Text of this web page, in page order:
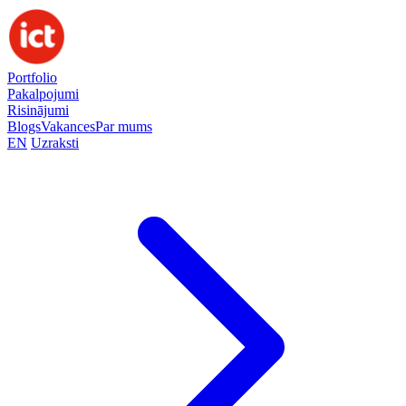
Portfolio
Pakalpojumi
Risinājumi
BlogsVakancesPar mums
EN Uzraksti